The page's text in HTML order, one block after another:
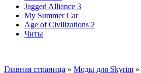
Jagged Alliance 3
My Summer Car
Age of Civilizations 2
Читы
Главная страница » Моды для Skyrim »